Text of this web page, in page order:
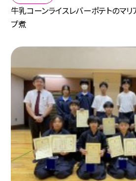
牛乳コーンライスレバーポテトのマ
プ煮